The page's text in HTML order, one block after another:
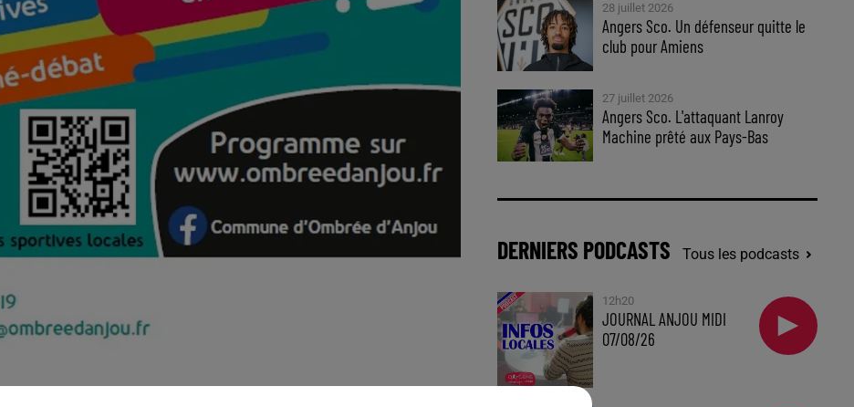
28 juillet 2026
Angers Sco. Un défenseur quitte le
club pour Amiens
27 juillet 2026
Angers Sco. L'attaquant Lanroy
Machine prêté aux Pays-Bas
DERNIERS PODCASTS Tous les podcasts
12h20
JOURNAL ANJOU MIDI
07/08/26